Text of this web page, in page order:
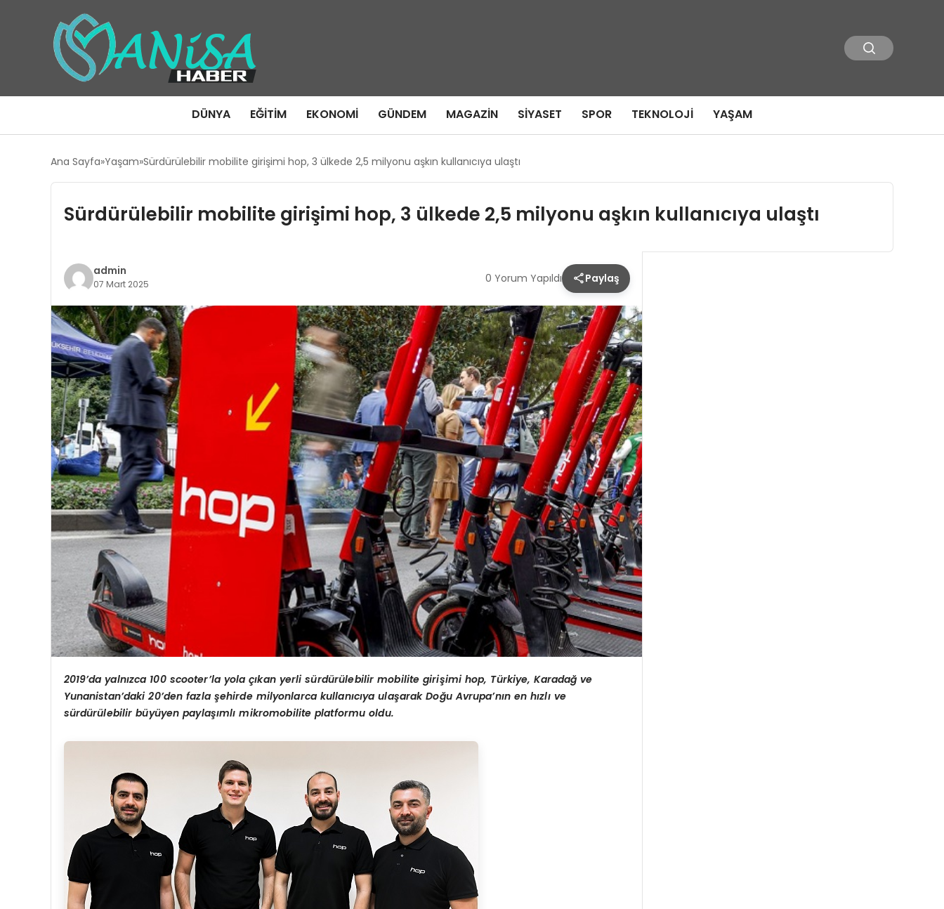
DÜNYA EĞITIM EKONOMI GÜNDEM MAGAZIN SIYASET SPOR TEKNOLOJI YAŞAM
Ana Sayfa Yaşam Sürdürülebilir mobilite girişimi hop, 3 ülkede 2,5 milyonu aşkın kullanıcıya ulaştı
Sürdürülebilir mobilite girişimi hop, 3 ülkede 2,5 milyonu aşkın kullanıcıya ulaştı
admin
07 Mart 2025 0 Yorum Yapıldı Paylaş
2019’da yalnızca 100 scooter’la yolaçıkan yerli sürdürülebilir mobilite girişimi hop, Türkiye, Karadağve
Yunanistan’daki 20’den fazla şehirde milyonlarca kullanıcıya ulaşarak Doğu Avrupa’nın en hızlı ve
sürdürülebilir büyüyen paylaşımlımikromobilite platformu oldu.